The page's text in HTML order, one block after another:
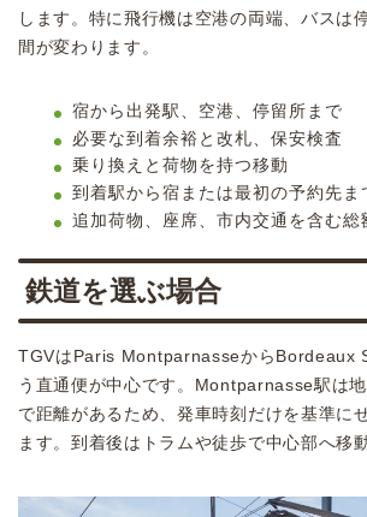
します。特に飛行機は空港の両端、バスは
間が変わります。
宿から出発駅、空港、停留所まで
必要な到着余裕と改札、保安検査
乗り換えと荷物を持つ移動
到着駅から宿または最初の予約先ま
追加荷物、座席、市内交通を含む総
鉄道を選ぶ場合
TGVはParis MontparnasseからBordeaux
う直通便が中心です。Montparnasse駅は
で距離があるため、発車時刻だけを基準に
ます。到着後はトラムや徒歩で中心部へ移